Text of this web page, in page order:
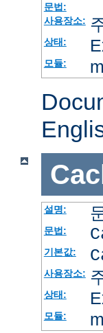
문법:
사용장소:
상태:
모듈:
설명:
문법:
기본값:
사용장소:
상태:
모듈: